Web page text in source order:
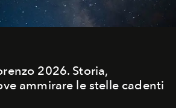
2026. Storia,
ammirare le stelle cadenti